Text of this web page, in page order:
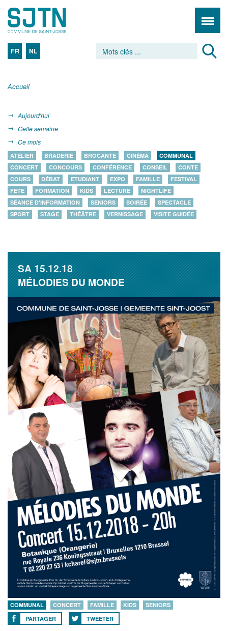
FR NL
Accueil
Aujourd'hui
Cette semaine
Ce mois
ATELIER BRADERIE BROCANTE CINÉMA
COMMUNAL
CONCERT
CONCOURS CONFÉRENCE CONSEIL
CONTE
COURS
DÉBAT ETUDIANT EXPO FAMILLE
FESTIVAL
FÊTE
FORMATION KIDS LECTURE
NIGHTLIFE
SÉANCE D'INFORMATION
SENIORS SOIRÉE
SPECTACLE
SPORT
STAGE THÉÂTRE VERNISSAGE VISITE GUIDÉE
SA15.12.18
MÉLODIES DU MONDE
COMMUNAL CONCERT FAMILLE KIDS
SENIORS
PARTAGER
TWEETER